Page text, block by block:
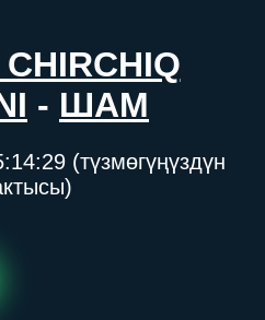
- ШАМ
(түзмөгүңүздүн